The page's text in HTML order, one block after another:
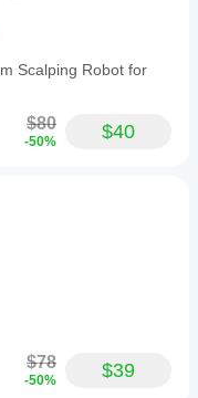
Scalping Robot for
$80
-50% $40
$78
-50% $39